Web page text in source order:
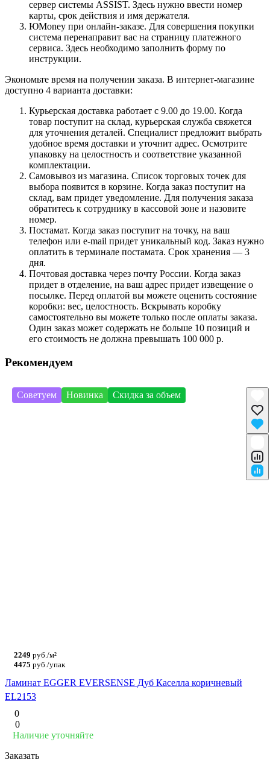
сервер системы ASSIST. Здесь нужно ввести номер
карты, срок действия и имя держателя.
ЮMoney при онлайн-заказе. Для совершения покупки
система перенаправит вас на страницу платежного
сервиса. Здесь необходимо заполнить форму по
инструкции.
Экономьте время на получении заказа. В интернет-магазине
доступно 4 варианта доставки:
Курьерская доставка работает с 9.00 до 19.00. Когда
товар поступит на склад, курьерская служба свяжется
для уточнения деталей. Специалист предложит выбрать
удобное время доставки и уточнит адрес. Осмотрите
упаковку на целостность и соответствие указанной
комплектации.
Самовывоз из магазина. Список торговых точек для
выбора появится в корзине. Когда заказ поступит на
склад, вам придет уведомление. Для получения заказа
обратитесь к сотруднику в кассовой зоне и назовите
номер.
Постамат. Когда заказ поступит на точку, на ваш
телефон или e-mail придет уникальный код. Заказ нужно
оплатить в терминале постамата. Срок хранения — 3
дня.
Почтовая доставка через почту России. Когда заказ
придет в отделение, на ваш адрес придет извещение о
посылке. Перед оплатой вы можете оценить состояние
коробки: вес, целостность. Вскрывать коробку
самостоятельно вы можете только после оплаты заказа.
Один заказ может содержать не больше 10 позиций и
его стоимость не должна превышать 100 000 р.
Рекомендуем
Советуем Новинка Скидка за объем
2249 руб./м²
4475 руб./упак
Ламинат EGGER EVERSENSE Дуб Каселла коричневый
EL2153
0
0
Наличие уточняйте
Заказать